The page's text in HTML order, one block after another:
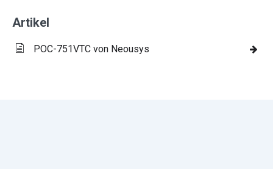
Artikel
POC-751VTC von Neousys